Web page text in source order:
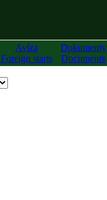
Avíza
Foreign starts
Dokumenty
Documents